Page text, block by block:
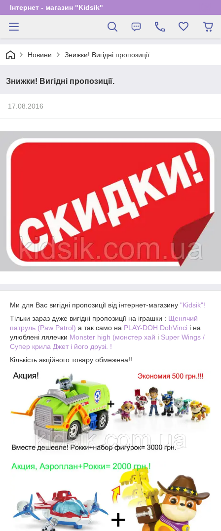
Інтернет - магазин "Kidsik"
Новини Знижки! Вигідні пропозиції.
Знижки! Вигідні пропозиції.
17.08.2016
Ми для Вас вигідні пропозиції від інтернет-магазину "Kidsik"!
Тільки зараз дуже вигідні пропозиції на іграшки : Щенячий
патруль (Paw Patrol) а так само на PLAY-DOH DohVinci і на
улюблені лялечки Monster high (монстер хай і Super Wings /
Супер крила Джет і його друзі. !
Кількість акційного товару обмежена!!